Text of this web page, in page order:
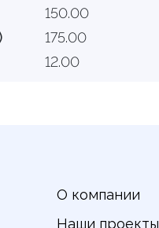
150.00
175.00
12.00
О компании
Наши проекты